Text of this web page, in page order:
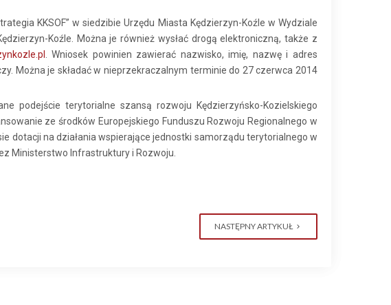
KKSOF” w siedzibie Urzędu Miasta Kędzierzyn-Koźle w Wydziale
Koźle. Można je również wysłać drogą elektroniczną, także z
. Wniosek powinien zawierać nazwisko, imię, nazwę i adres
Można je składać w nieprzekraczalnym terminie do 27 czerwca 2014
podejście terytorialne szansą rozwoju Kędzierzyńsko-Kozielskiego
ze środków Europejskiego Funduszu Rozwoju Regionalnego w
dotacji na działania wspierające jednostki samorządu terytorialnego w
Ministerstwo Infrastruktury i Rozwoju.
NASTĘPNY ARTYKUŁ